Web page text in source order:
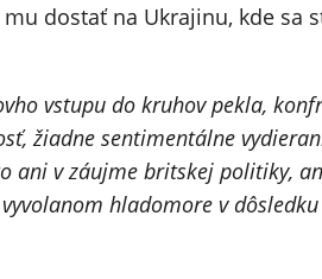
dostať na Ukrajinu, kde sa
vstupu do kruhov pekla,
žiadne sentimentálne
ani v záujme britskej politiky,
hladomore v